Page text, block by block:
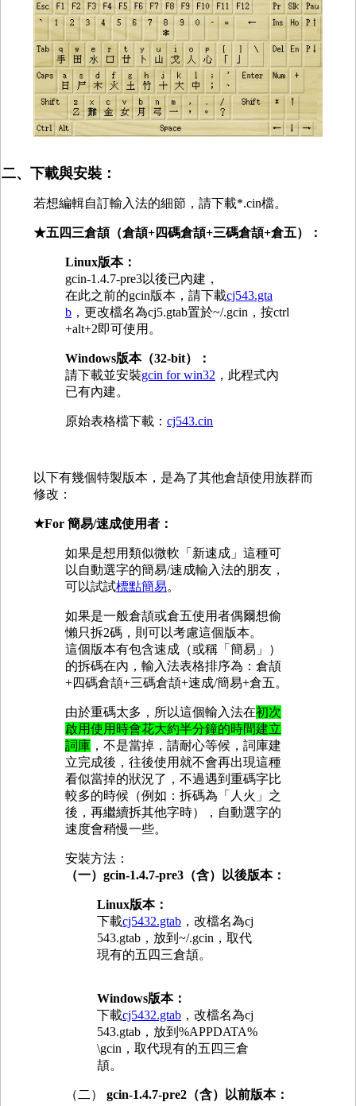
二、下載與安裝：
若想編輯自訂輸入法的細節，請下載*.cin檔。
★五四三倉頡（倉頡+四碼倉頡+三碼倉頡+倉五）：
Linux版本：
gcin-1.4.7-pre3以後已內建，
在此之前的gcin版本，請下載cj543.gta
b ，更改檔名為cj5.gtab置於~/.gcin，按ctrl
+alt+2即可使用。
Windows版本（32-bit）：
請下載並安裝gcin for win32 ，此程式內
已有內建。
原始表格檔下載： cj543.cin
以下有幾個特製版本，是為了其他倉頡使用族群而
修改：
★For 簡易/速成使用者 ：
如果是想用類似微軟「新速成」這種可
以自動選字的簡易/速成輸入法的朋友，
可以試試標點簡易。
如果是一般倉頡或倉五使用者偶爾想偷
懶只拆2碼，則可以考慮這個版本。
這個版本有包含速成（或稱「簡易」）
的拆碼在內，輸入法表格排序為：倉頡
+四碼倉頡+三碼倉頡+速成/簡易+倉五。
由於重碼太多，所以這個輸入法在初次
啟用使用時會花大約半分鐘的時間建立
詞庫 ，不是當掉，請耐心等候，詞庫建
立完成後，往後使用就不會再出現這種
看似當掉的狀況了，不過遇到重碼字比
較多的時候（例如：拆碼為「人火」之
後，再繼續拆其他字時），自動選字的
速度會稍慢一些。
安裝方法：
（一）gcin-1.4.7-pre3（含）以後版本：
Linux版本：
下載cj5432.gtab ，改檔名為cj
543.gtab，放到~/.gcin，取代
現有的五四三倉頡。
Windows版本：
下載cj5432.gtab ，改檔名為cj
543.gtab，放到%APPDATA%
\gcin，取代現有的五四三倉
頡。
（二） gcin-1.4.7-pre2（含）以前版本：